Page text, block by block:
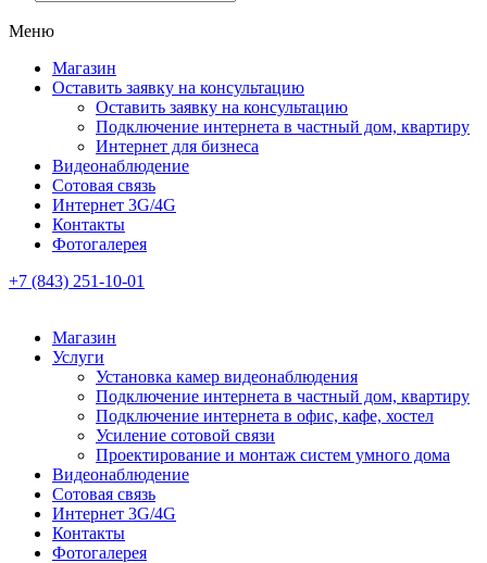
Меню
Магазин
Оставить заявку на консультацию
Оставить заявку на консультацию
Подключение интернета в частный дом, квартиру
Интернет для бизнеса
Видеонаблюдение
Сотовая связь
Интернет 3G/4G
Контакты
Фотогалерея
+7 (843) 251-10-01
Магазин
Услуги
Установка камер видеонаблюдения
Подключение интернета в частный дом, квартиру
Подключение интернета в офис, кафе, хостел
Усиление сотовой связи
Проектирование и монтаж систем умного дома
Видеонаблюдение
Сотовая связь
Интернет 3G/4G
Контакты
Фотогалерея